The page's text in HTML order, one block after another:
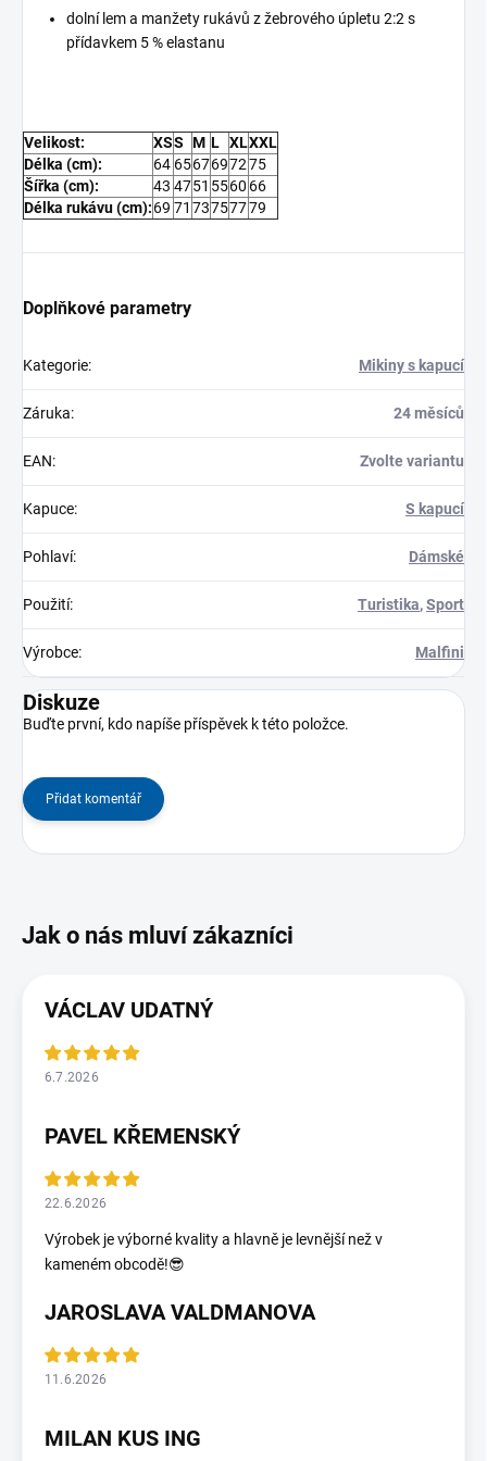
dolní lem a manžety rukávů z žebrového úpletu 2:2 s
přídavkem 5 % elastanu
Velikost: XSS M L XLXXL
Délka (cm):
64 6567697275
Šířka (cm):
43 4751 5560 66
Délka rukávu (cm):69 71 73757779
Doplňkové parametry
Kategorie: Mikiny s kapucí
Záruka: 24 měsíců
EAN: Zvolte variantu
Kapuce: S kapucí
Pohlaví: Dámské
Použití: Turistika,Sport
Výrobce: Malfini
Diskuze
Buďte první, kdo napíše příspěvek k této položce.
Přidat komentář
VÁCLAV UDATNÝ
6.7.2026
PAVEL KŘEMENSKÝ
22.6.2026
Výrobek je výborné kvality a hlavně je levnější než v
kameném obcodě!😎
JAROSLAVA VALDMANOVA
11.6.2026
MILAN KUS ING